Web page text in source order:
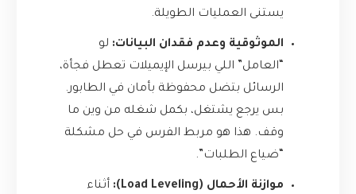
يستنى العمليات الطويلة.
الموثوقية وعدم فقدان البيانات: لو
“العامل” اللي بيرسل الإيميلات تعطل فجأة،
الرسائل بتضل محفوظة بأمان في الطابور.
بس يرجع يشتغل، بكمل شغله من وين ما
وقف. هذا هو مربط الفرس في حل مشكلة
“ضياع الطلبات”.
موازنة الأحمال (Load Leveling):
أثناء